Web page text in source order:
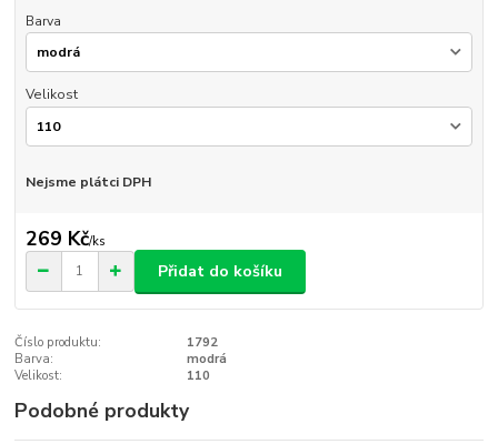
Barva
Velikost
Nejsme plátci DPH
269 Kč/ks
Přidat do košíku
Číslo produktu:
1792
Barva:
modrá
Velikost:
110
Podobné produkty